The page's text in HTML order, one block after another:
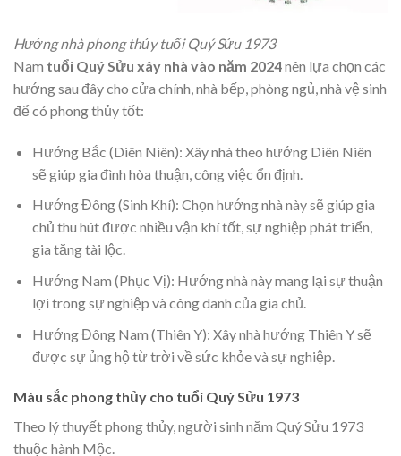
Hướng nhà phong thủy tuổi Quý Sửu 1973
Nam tuổi Quý Sửu xây nhà vào năm 2024nên lựa chọn các
hướng sau đây cho cửa chính, nhà bếp, phòng ngủ, nhà vệ sinh
để có phong thủy tốt:
Hướng Bắc (Diên Niên): Xây nhà theo hướng Diên Niên
sẽ giúp gia đình hòa thuận, công việc ổn định.
Hướng Đông (Sinh Khí): Chọn hướng nhà này sẽ giúp gia
chủ thu hút được nhiều vận khí tốt, sự nghiệp phát triển,
gia tăng tài lộc.
Hướng Nam (Phục Vị): Hướng nhà này mang lại sự thuận
lợi trong sự nghiệp và công danh của gia chủ.
Hướng Đông Nam (Thiên Y): Xây nhà hướng Thiên Y sẽ
được sự ủng hộ từ trời về sức khỏe và sự nghiệp.
Màu sắc phong thủy cho tuổi Quý Sửu 1973
Theo lý thuyết phong thủy, người sinh năm Quý Sửu 1973
thuộc hành Mộc.